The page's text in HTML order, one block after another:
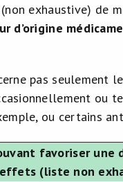
exhaustive) de
d’origine
pas seulement
ou
ou certains
favoriser une
(liste non